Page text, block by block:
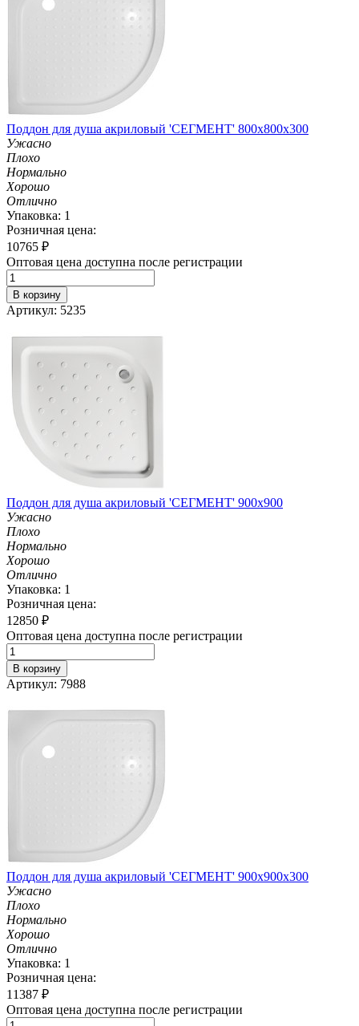
Поддон для душа акриловый 'СЕГМЕНТ' 800х800х300
Ужасно
Плохо
Нормально
Хорошо
Отлично
Упаковка: 1
Розничная цена:
10765 ₽
Оптовая цена доступна после регистрации
В корзину
Артикул: 5235
Поддон для душа акриловый 'СЕГМЕНТ' 900х900
Ужасно
Плохо
Нормально
Хорошо
Отлично
Упаковка: 1
Розничная цена:
12850 ₽
Оптовая цена доступна после регистрации
В корзину
Артикул: 7988
Поддон для душа акриловый 'СЕГМЕНТ' 900х900х300
Ужасно
Плохо
Нормально
Хорошо
Отлично
Упаковка: 1
Розничная цена:
11387 ₽
Оптовая цена доступна после регистрации